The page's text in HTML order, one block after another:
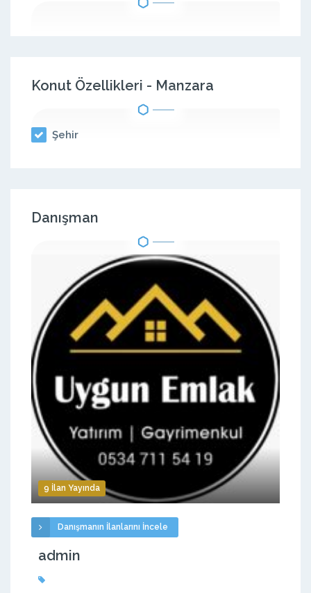
Konut Özellikleri - Manzara
Şehir
Danışman
9 İlan Yayında
Danışmanın İlanlarını İncele
admin